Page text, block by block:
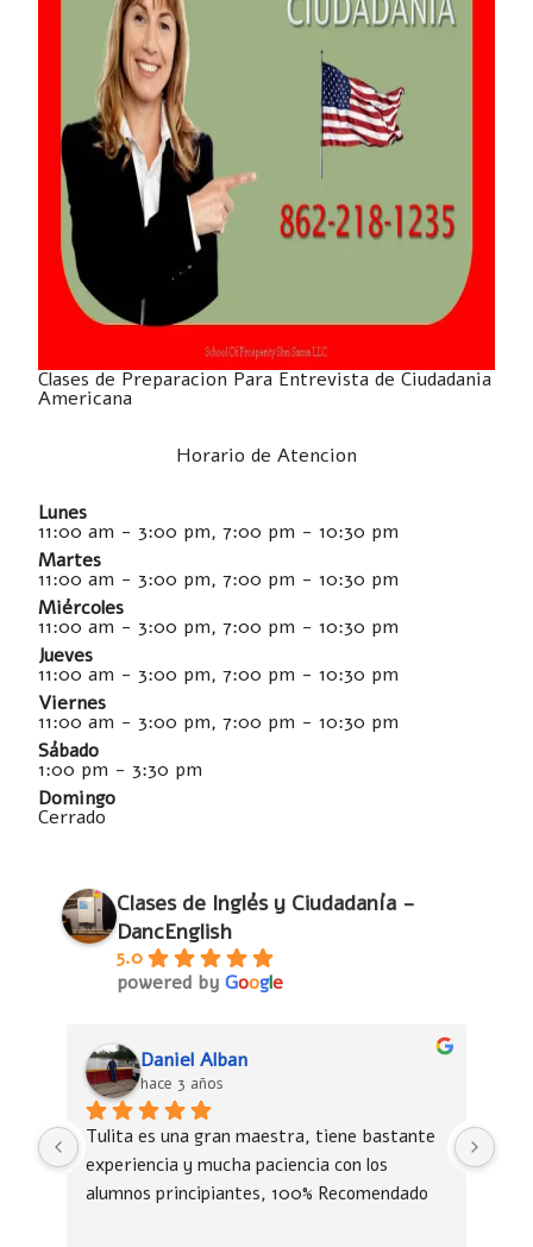
Clases de Preparacion Para Entrevista de Ciudadania
Americana
Horario de Atencion
Lunes
11:00 am - 3:00 pm, 7:00 pm - 10:30 pm
Martes
11:00 am - 3:00 pm, 7:00 pm - 10:30 pm
Miércoles
11:00 am - 3:00 pm, 7:00 pm - 10:30 pm
Jueves
11:00 am - 3:00 pm, 7:00 pm - 10:30 pm
Viernes
11:00 am - 3:00 pm, 7:00 pm - 10:30 pm
Sábado
1:00 pm - 3:30 pm
Domingo
Cerrado
Clases de Inglés y Ciudadanía -
DancEnglish
5.0
powered by Google
Daniel Alban
hace 3 años
Tulita es una gran maestra, tiene bastante
experiencia y mucha paciencia con los
alumnos principiantes, 100% Recomendado